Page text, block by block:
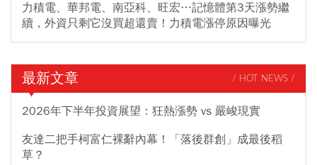
力積電、華邦電、南亞科、旺宏…記憶體第3天漲勢繼
續，外資只剩它沒買超還賣！力積電漲停原因曝光
最新文章 / HOT NEWS /
2026年下半年投資展望：狂熱漲勢 vs 嚴峻現實
友達二把手柯富仁裸辭內幕！「落後群創」成最後稻
草？